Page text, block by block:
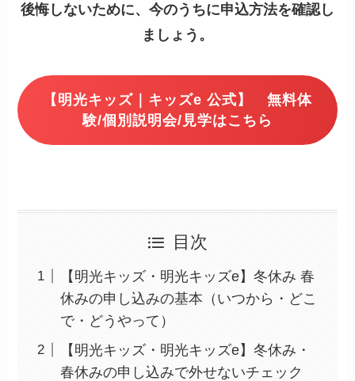
後悔しないために、今のうちに申込方法を確認し
ましょう。
【明光キッズ｜キッズe 公式】 無料体
験/個別説明会/見学はこちら
目次
【明光キッズ・明光キッズe】冬休み 春
休みの申し込みの基本（いつから・どこ
で・どうやって）
【明光キッズ・明光キッズe】冬休み・
春休みの申し込みで外せないチェック